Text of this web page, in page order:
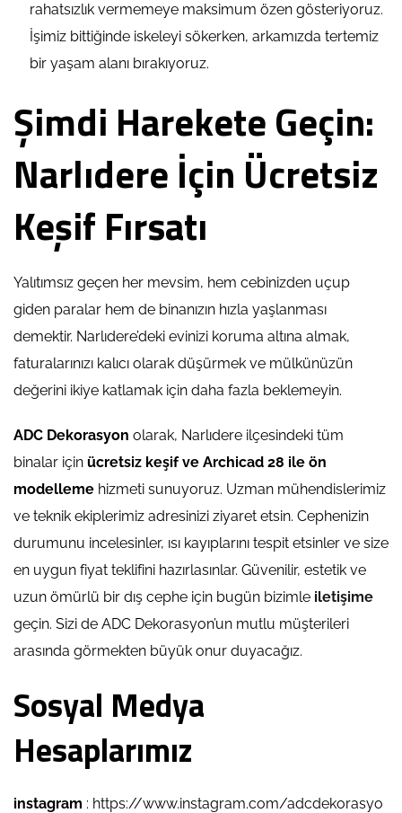
rahatsızlık vermemeye maksimum özen gösteriyoruz.
İşimiz bittiğinde iskeleyi sökerken, arkamızda tertemiz
bir yaşam alanı bırakıyoruz.
Şimdi Harekete Geçin:
Narlıdere İçin Ücretsiz
Keşif Fırsatı
Yalıtımsız geçen her mevsim, hem cebinizden uçup
giden paralar hem de binanızın hızla yaşlanması
demektir. Narlıdere’deki evinizi koruma altına almak,
faturalarınızı kalıcı olarak düşürmek ve mülkünüzün
değerini ikiye katlamak için daha fazla beklemeyin.
ADC Dekorasyon olarak, Narlıdere ilçesindeki tüm
binalar için ücretsiz keşif ve Archicad 28 ile ön
modelleme hizmeti sunuyoruz. Uzman mühendislerimiz
ve teknik ekiplerimiz adresinizi ziyaret etsin. Cephenizin
durumunu incelesinler, ısı kayıplarını tespit etsinler ve size
en uygun fiyat teklifini hazırlasınlar. Güvenilir, estetik ve
uzun ömürlü bir dış cephe için bugün bizimle iletişime
geçin. Sizi de ADC Dekorasyon’un mutlu müşterileri
arasında görmekten büyük onur duyacağız.
Sosyal Medya
Hesaplarımız
instagram : https://www.instagram.com/adcdekorasyo